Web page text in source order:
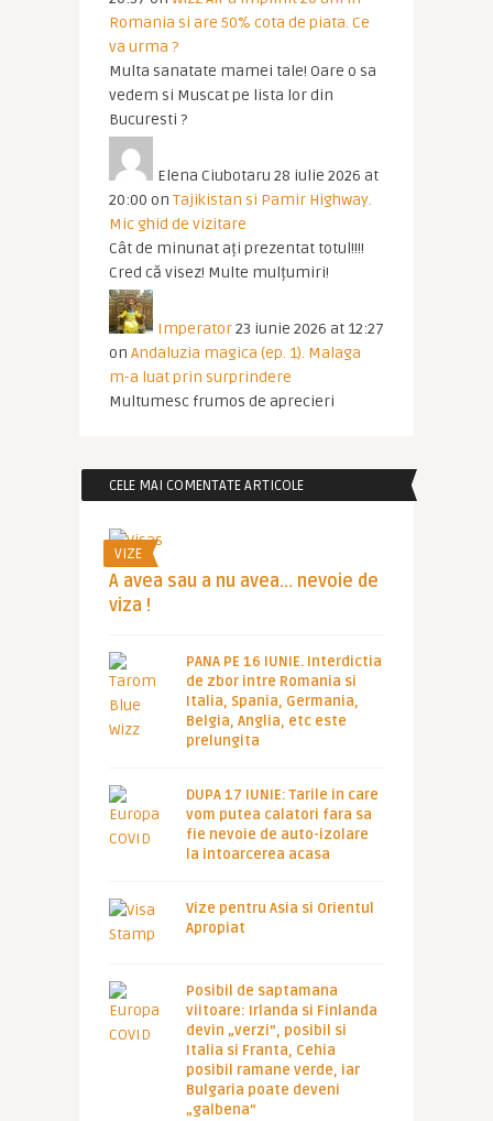
Romania si are 50% cota de piata. Ce
va urma ?
Multa sanatate mamei tale! Oare o sa
vedem si Muscat pe lista lor din
Bucuresti ?
Elena Ciubotaru 28 iulie 2026 at
20:00 on Tajikistan si Pamir Highway.
Mic ghid de vizitare
Cât de minunat ați prezentat totul!!!!
Cred că visez! Multe mulțumiri!
Imperator23 iunie 2026 at 12:27
on Andaluzia magica (ep. 1). Malaga
m-a luat prin surprindere
Multumesc frumos de aprecieri
CELE MAI COMENTATE ARTICOLE
VIZE
A avea sau a nu avea… nevoie de
viza !
PANA PE 16 IUNIE. Interdictia
de zbor intre Romania si
Italia, Spania, Germania,
Belgia, Anglia, etc este
prelungita
DUPA 17 IUNIE: Tarile in care
vom putea calatori fara sa
fie nevoie de auto-izolare
la intoarcerea acasa
Vize pentru Asia si Orientul
Apropiat
Posibil de saptamana
viitoare: Irlanda si Finlanda
devin „verzi”, posibil si
Italia si Franta, Cehia
posibil ramane verde, iar
Bulgaria poate deveni
„galbena”